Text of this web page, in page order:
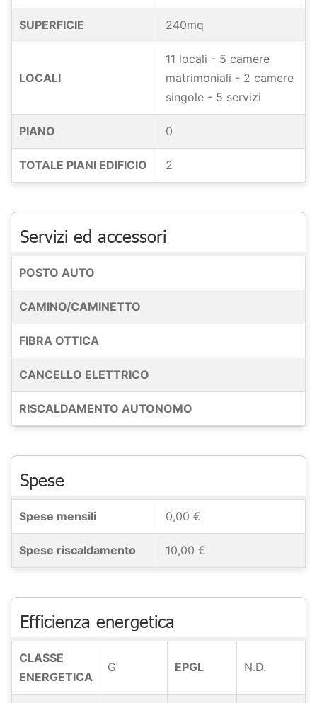
SUPERFICIE 240mq
LOCALI
11 locali - 5 camere
matrimoniali - 2 camere
singole - 5 servizi
PIANO 0
TOTALE PIANI EDIFICIO 2
Servizi ed accessori
POSTO AUTO
CAMINO/CAMINETTO
FIBRA OTTICA
CANCELLO ELETTRICO
RISCALDAMENTO AUTONOMO
Spese
Spese mensili 0,00 €
Spese riscaldamento 10,00 €
Efficienza energetica
CLASSE
ENERGETICA
G EPGL N.D.